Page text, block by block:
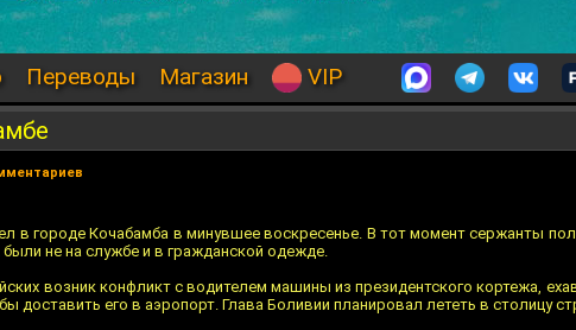
Переводы Магазин VIP
в городе Кочабамба в минувшее воскресенье. В тот момент сержанты
не на службе и в гражданской одежде.
возник конфликт с водителем машины из президентского кортежа,
доставить его в аэропорт. Глава Боливии планировал лететь в столицу